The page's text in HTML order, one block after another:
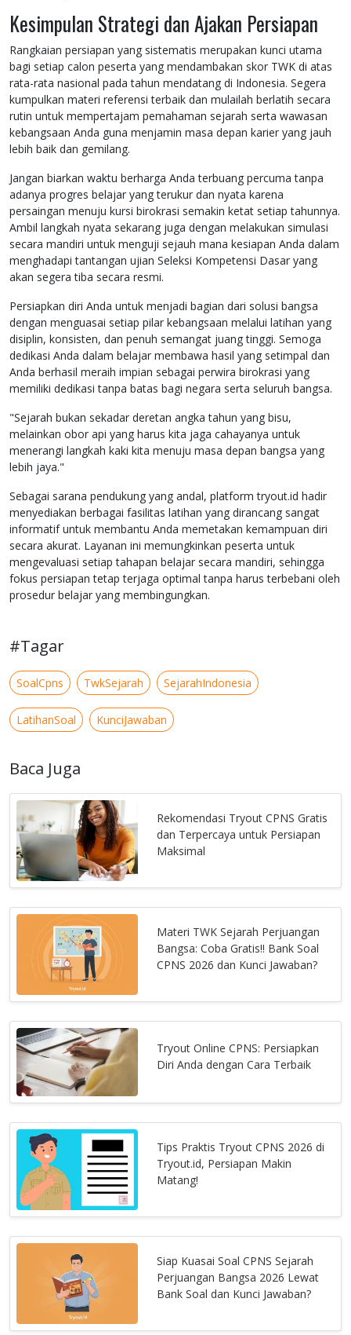
Kesimpulan Strategi dan Ajakan Persiapan
Rangkaian persiapan yang sistematis merupakan kunci utama
bagi setiap calon peserta yang mendambakan skor TWK di atas
rata-rata nasional pada tahun mendatang di Indonesia. Segera
kumpulkan materi referensi terbaik dan mulailah berlatih secara
rutin untuk mempertajam pemahaman sejarah serta wawasan
kebangsaan Anda guna menjamin masa depan karier yang jauh
lebih baik dan gemilang.
Jangan biarkan waktu berharga Anda terbuang percuma tanpa
adanya progres belajar yang terukur dan nyata karena
persaingan menuju kursi birokrasi semakin ketat setiap tahunnya.
Ambil langkah nyata sekarang juga dengan melakukan simulasi
secara mandiri untuk menguji sejauh mana kesiapan Anda dalam
menghadapi tantangan ujian Seleksi Kompetensi Dasar yang
akan segera tiba secara resmi.
Persiapkan diri Anda untuk menjadi bagian dari solusi bangsa
dengan menguasai setiap pilar kebangsaan melalui latihan yang
disiplin, konsisten, dan penuh semangat juang tinggi. Semoga
dedikasi Anda dalam belajar membawa hasil yang setimpal dan
Anda berhasil meraih impian sebagai perwira birokrasi yang
memiliki dedikasi tanpa batas bagi negara serta seluruh bangsa.
"Sejarah bukan sekadar deretan angka tahun yang bisu,
melainkan obor api yang harus kita jaga cahayanya untuk
menerangi langkah kaki kita menuju masa depan bangsa yang
lebih jaya."
Sebagai sarana pendukung yang andal, platform tryout.id hadir
menyediakan berbagai fasilitas latihan yang dirancang sangat
informatif untuk membantu Anda memetakan kemampuan diri
secara akurat. Layanan ini memungkinkan peserta untuk
mengevaluasi setiap tahapan belajar secara mandiri, sehingga
fokus persiapan tetap terjaga optimal tanpa harus terbebani oleh
prosedur belajar yang membingungkan.
#Tagar
SoalCpns TwkSejarah SejarahIndonesia
LatihanSoal KunciJawaban
Baca Juga
Rekomendasi Tryout CPNS Gratis
dan Terpercaya untuk Persiapan
Maksimal
Materi TWK Sejarah Perjuangan
Bangsa: Coba Gratis!! Bank Soal
CPNS 2026 dan Kunci Jawaban?
Tryout Online CPNS: Persiapkan
Diri Anda dengan Cara Terbaik
Tips Praktis Tryout CPNS 2026 di
Tryout.id, Persiapan Makin
Matang!
Siap Kuasai Soal CPNS Sejarah
Perjuangan Bangsa 2026 Lewat
Bank Soal dan Kunci Jawaban?